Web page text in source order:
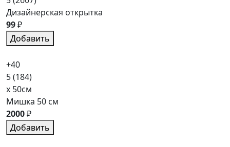
Дизайнерская открытка
99₽
Добавить
+40
5(184)
x 50см
Мишка 50 см
2000₽
Добавить